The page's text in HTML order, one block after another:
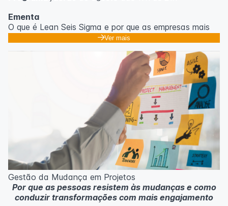
Ementa
O que é Lean Seis Sigma e por que as empresas mais
eficientes do mundo usam;
Introdução ao DMAIC: o roteiro para resolver
Ferramentas essenciais: 5 Porquês, Ishikawa e voz do
Casos práticos de melhoria em processos
administrativos e operacionais;
Próximos passos na jornada Lean Seis Sigma: do White
Metodologia
100% da carga horária do curso são realizadas com
aulas ao vivo.
As aulas podem ser assistidas por computador, celular
ou tablet.
Ver mais
Gestão da Mudança em Projetos
Por que as pessoas resistem às mudanças e como
conduzir transformações com mais engajamento